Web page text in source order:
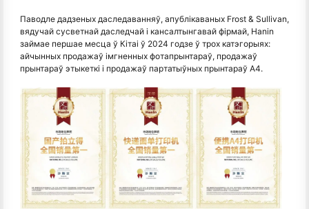
Паводле дадзеных даследаванняў, апублікаваных Frost & Sullivan,
вядучай сусветнай даследчай і кансалтынгавай фірмай, Hanin
займае першае месца ў Кітаі ў 2024 годзе ў трох катэгорыях:
айчынных продажаў імгненных фотапрынтараў, продажаў
прынтараў этыкеткі і продажаў партатыўных прынтараў A4.